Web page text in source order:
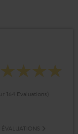
164 Evaluations)